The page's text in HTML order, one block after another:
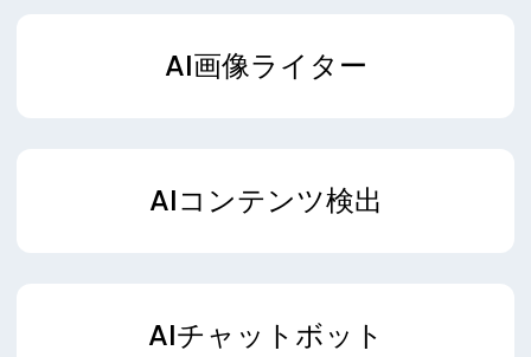
AI画像ライター
AIコンテンツ検出
AIチャットボット